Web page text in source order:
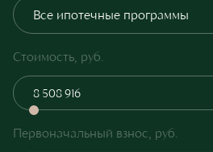
Все ипотечные программы
Стоимость, руб.
Первоначальный взнос, руб.